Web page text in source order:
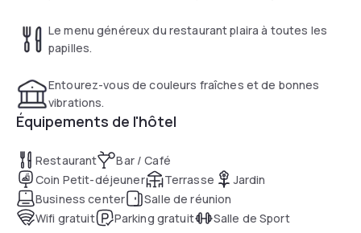
Le menu généreux du restaurant plaira à toutes les
papilles.
Entourez-vous de couleurs fraîches et de bonnes
vibrations.
Équipements de l'hôtel
Restaurant
Bar / Café
Coin Petit-déjeuner
Terrasse
Jardin
Business center
Salle de réunion
Wifi gratuit
Parking gratuit Salle de Sport